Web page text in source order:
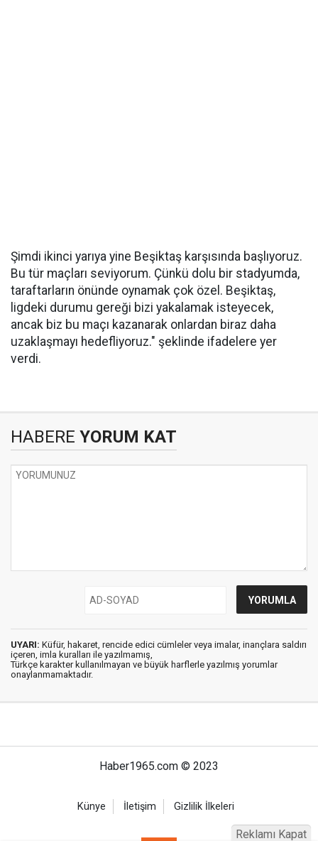
Şimdi ikinci yarıya yine Beşiktaş karşısında başlıyoruz.
Bu tür maçları seviyorum. Çünkü dolu bir stadyumda,
taraftarların önünde oynamak çok özel. Beşiktaş,
ligdeki durumu gereği bizi yakalamak isteyecek,
ancak biz bu maçı kazanarak onlardan biraz daha
uzaklaşmayı hedefliyoruz." şeklinde ifadelere yer
verdi.
HABERE YORUM KAT
UYARI: Küfür, hakaret, rencide edici cümleler veya imalar, inançlara saldırı
içeren, imla kuralları ile yazılmamış,
Türkçe karakter kullanılmayan ve büyük harflerle yazılmış yorumlar
onaylanmamaktadır.
Haber1965.com © 2023
Künye İletişim Gizlilik İlkeleri
Reklamı Kapat